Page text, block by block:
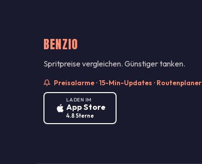
BENZIO
Spritpreise vergleichen. Günstiger tanken.
Preisalarme · 15-Min-Updates · Routenplaner
LADEN IM
App Store
4.8 Sterne